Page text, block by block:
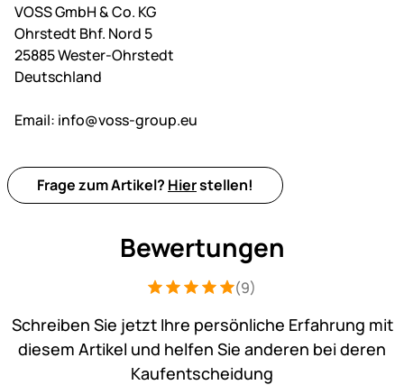
VOSS GmbH & Co. KG
Ohrstedt Bhf. Nord 5
25885 Wester-Ohrstedt
Deutschland
Email: info@voss-group.eu
Frage zum Artikel? Hierstellen!
Bewertungen
Bewertung: 5 von 5 (9 Bewertungen)
9 Bewertungen
(9)
Schreiben Sie jetzt Ihre persönliche Erfahrung mit
diesem Artikel und helfen Sie anderen bei deren
Kaufentscheidung